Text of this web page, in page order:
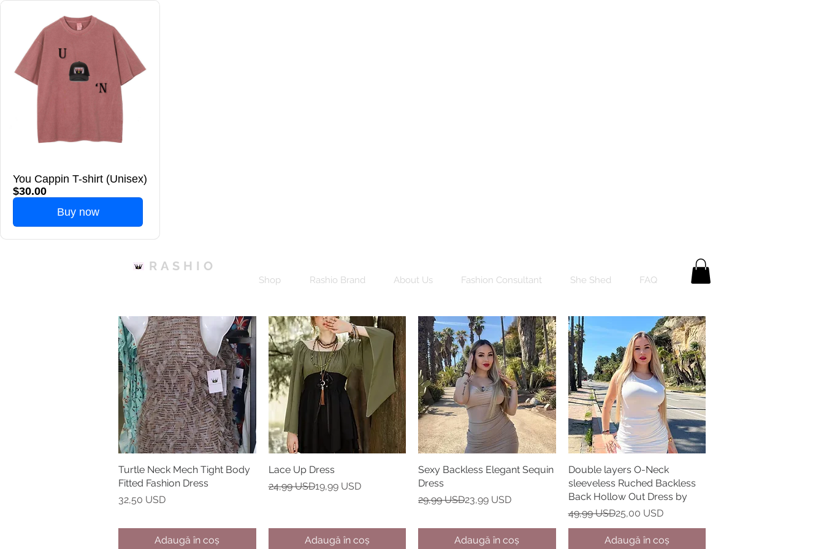
You Cappin T-shirt (Unisex)
$30.00
Buy now
RASHIO
Shop Rashio Brand About Us Fashion Consultant She Shed FAQ
Afișare rapidă
Turtle Neck Mech Tight Body
Fitted Fashion Dress
Preț
32,50 USD
Adaugă în coș
Afișare rapidă
Lace Up Dress
Preț normal
24,99 USD
Preț redus19,99 USD
Adaugă în coș
Afișare rapidă
Sexy Backless Elegant Sequin
Dress
Preț normal
29,99 USD
Preț redus23,99 USD
Adaugă în coș
Afișare rapidă
Double layers O-Neck
sleeveless Ruched Backless
Back Hollow Out Dress by
Preț normal
49,99 USD
Preț redus25,00 USD
Adaugă în coș